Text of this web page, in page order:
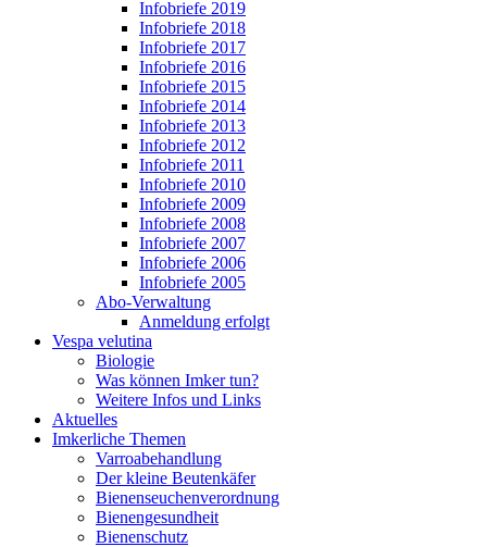
Infobriefe 2019
Infobriefe 2018
Infobriefe 2017
Infobriefe 2016
Infobriefe 2015
Infobriefe 2014
Infobriefe 2013
Infobriefe 2012
Infobriefe 2011
Infobriefe 2010
Infobriefe 2009
Infobriefe 2008
Infobriefe 2007
Infobriefe 2006
Infobriefe 2005
Abo-Verwaltung
Anmeldung erfolgt
Vespa velutina
Biologie
Was können Imker tun?
Weitere Infos und Links
Aktuelles
Imkerliche Themen
Varroabehandlung
Der kleine Beutenkäfer
Bienenseuchenverordnung
Bienengesundheit
Bienenschutz